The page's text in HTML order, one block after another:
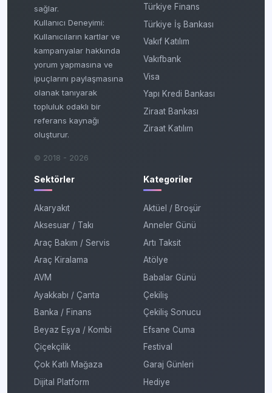
sağlar.
Kullanıcı Deneyimi:
Kullanıcıların kartlar ve
kampanyalar hakkında
yorum yapmasına ve
ipuçlarını paylaşmasına
olanak tanıyarak
topluluk odaklı bir
referans kaynağı
oluşturur.
© 2018 - 2026
Türkiye Finans
Türkiye İş Bankası
Vakıf Katılım
Vakıfbank
Visa
Yapı Kredi Bankası
Ziraat Bankası
Ziraat Katılım
Sektörler
Akaryakıt
Aksesuar / Takı
Araç Bakım / Servis
Araç Kiralama
AVM
Ayakkabı / Çanta
Banka / Finans
Beyaz Eşya / Kombi
Çiçekçilik
Çok Katlı Mağaza
Dijital Platform
Kategoriler
Aktüel / Broşür
Anneler Günü
Artı Taksit
Atölye
Babalar Günü
Çekiliş
Çekiliş Sonucu
Efsane Cuma
Festival
Garaj Günleri
Hediye